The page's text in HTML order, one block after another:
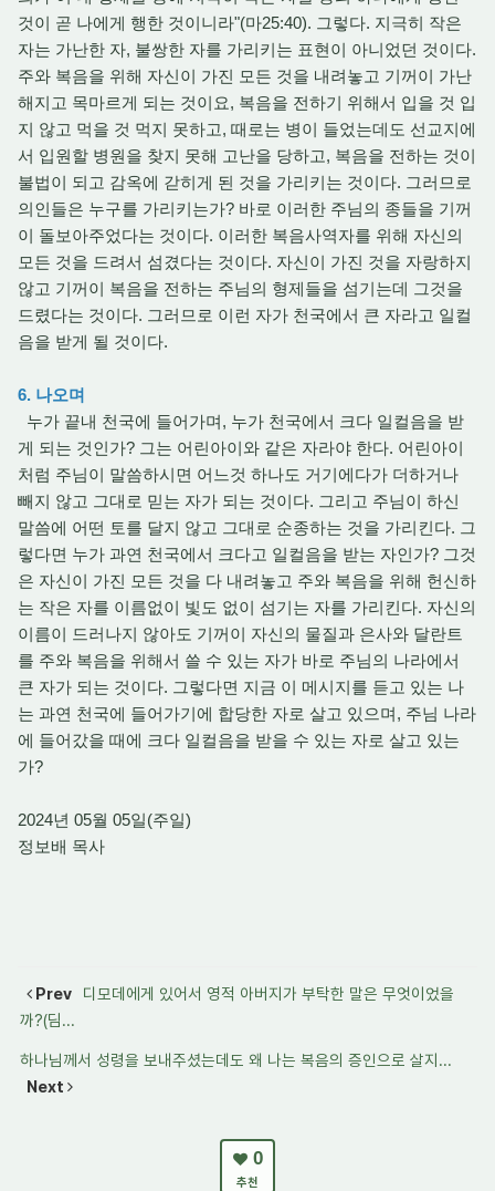
것이 곧 나에게 행한 것이니라"(마25:40). 그렇다. 지극히 작은
자는 가난한 자, 불쌍한 자를 가리키는 표현이 아니었던 것이다.
주와 복음을 위해 자신이 가진 모든 것을 내려놓고 기꺼이 가난
해지고 목마르게 되는 것이요, 복음을 전하기 위해서 입을 것 입
지 않고 먹을 것 먹지 못하고, 때로는 병이 들었는데도 선교지에
서 입원할 병원을 찾지 못해 고난을 당하고, 복음을 전하는 것이
불법이 되고 감옥에 갇히게 된 것을 가리키는 것이다. 그러므로
의인들은 누구를 가리키는가? 바로 이러한 주님의 종들을 기꺼
이 돌보아주었다는 것이다. 이러한 복음사역자를 위해 자신의
모든 것을 드려서 섬겼다는 것이다. 자신이 가진 것을 자랑하지
않고 기꺼이 복음을 전하는 주님의 형제들을 섬기는데 그것을
드렸다는 것이다. 그러므로 이런 자가 천국에서 큰 자라고 일컬
음을 받게 될 것이다.
6. 나오며
누가 끝내 천국에 들어가며, 누가 천국에서 크다 일컬음을 받
게 되는 것인가? 그는 어린아이와 같은 자라야 한다. 어린아이
처럼 주님이 말씀하시면 어느것 하나도 거기에다가 더하거나
빼지 않고 그대로 믿는 자가 되는 것이다. 그리고 주님이 하신
말씀에 어떤 토를 달지 않고 그대로 순종하는 것을 가리킨다. 그
렇다면 누가 과연 천국에서 크다고 일컬음을 받는 자인가? 그것
은 자신이 가진 모든 것을 다 내려놓고 주와 복음을 위해 헌신하
는 작은 자를 이름없이 빛도 없이 섬기는 자를 가리킨다. 자신의
이름이 드러나지 않아도 기꺼이 자신의 물질과 은사와 달란트
를 주와 복음을 위해서 쓸 수 있는 자가 바로 주님의 나라에서
큰 자가 되는 것이다. 그렇다면 지금 이 메시지를 듣고 있는 나
는 과연 천국에 들어가기에 합당한 자로 살고 있으며, 주님 나라
에 들어갔을 때에 크다 일컬음을 받을 수 있는 자로 살고 있는
가?
2024년 05월 05일(주일)
정보배 목사
Prev
디모데에게 있어서 영적 아버지가 부탁한 말은 무엇이었을
까?(딤...
하나님께서 성령을 보내주셨는데도 왜 나는 복음의 증인으로 살지...
Next
0
추천